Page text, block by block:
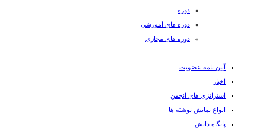
دوره
دوره های آموزشی
دوره های مجازی
آیین نامه عضویت
اخبار
استراتژی های انجمن
انواع نمایش نوشته ها
پایگاه دانش